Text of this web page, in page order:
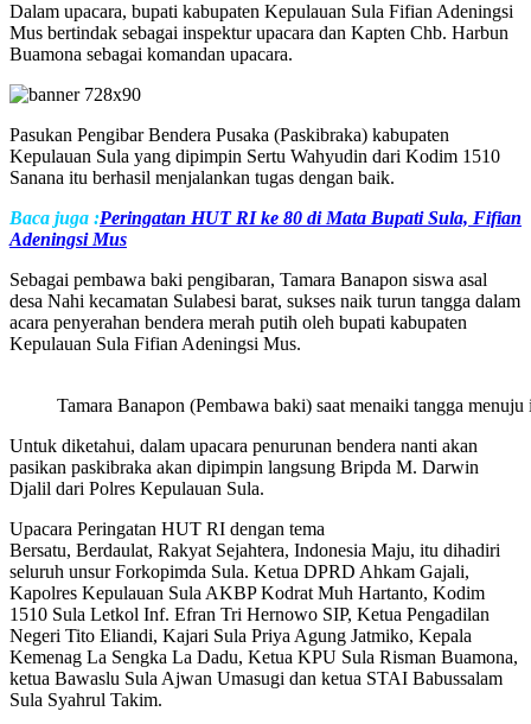
Dalam upacara, bupati kabupaten Kepulauan Sula Fifian Adeningsi
Mus bertindak sebagai inspektur upacara dan Kapten Chb. Harbun
Buamona sebagai komandan upacara.
Pasukan Pengibar Bendera Pusaka (Paskibraka) kabupaten
Kepulauan Sula yang dipimpin Sertu Wahyudin dari Kodim 1510
Sanana itu berhasil menjalankan tugas dengan baik.
Baca juga :Peringatan HUT RI ke 80 di Mata Bupati Sula, Fifian
Adeningsi Mus
Sebagai pembawa baki pengibaran, Tamara Banapon siswa asal
desa Nahi kecamatan Sulabesi barat, sukses naik turun tangga dalam
acara penyerahan bendera merah putih oleh bupati kabupaten
Kepulauan Sula Fifian Adeningsi Mus.
Tamara Banapon (Pembawa baki) saat menaiki tangga
Untuk diketahui, dalam upacara penurunan bendera nanti akan
pasikan paskibraka akan dipimpin langsung Bripda M. Darwin
Djalil dari Polres Kepulauan Sula.
Upacara Peringatan HUT RI dengan tema
Bersatu, Berdaulat, Rakyat Sejahtera, Indonesia Maju, itu dihadiri
seluruh unsur Forkopimda Sula. Ketua DPRD Ahkam Gajali,
Kapolres Kepulauan Sula AKBP Kodrat Muh Hartanto, Kodim
1510 Sula Letkol Inf. Efran Tri Hernowo SIP, Ketua Pengadilan
Negeri Tito Eliandi, Kajari Sula Priya Agung Jatmiko, Kepala
Kemenag La Sengka La Dadu, Ketua KPU Sula Risman Buamona,
ketua Bawaslu Sula Ajwan Umasugi dan ketua STAI Babussalam
Sula Syahrul Takim.